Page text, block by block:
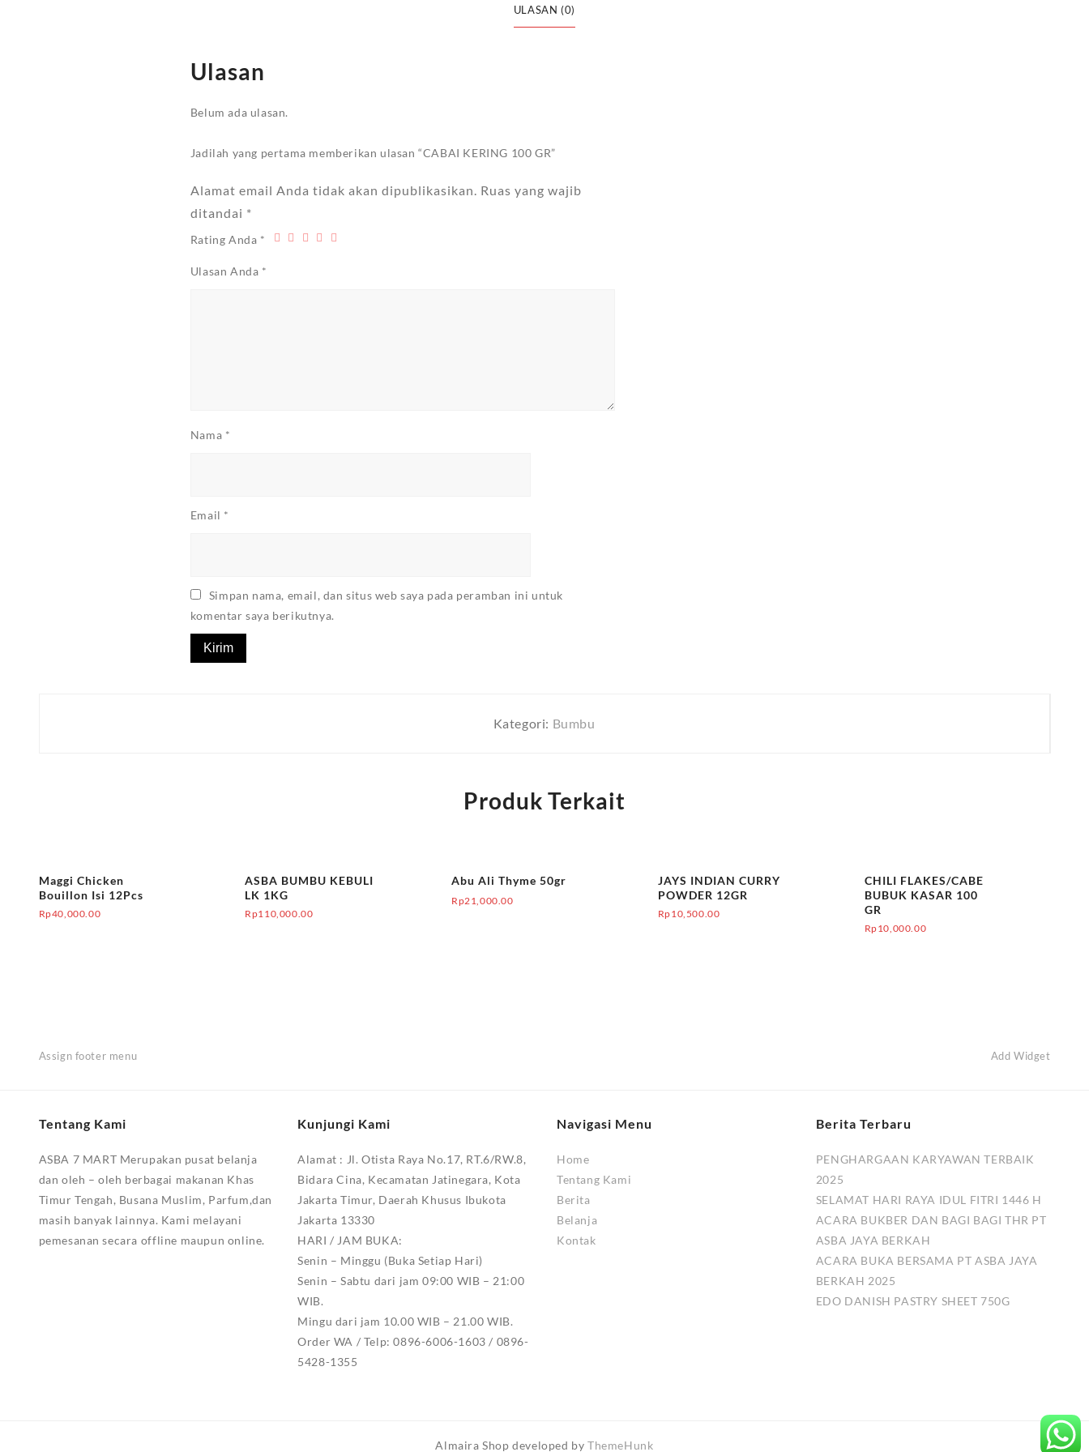
ULASAN (0)
Ulasan
Belum ada ulasan.
Jadilah yang pertama memberikan ulasan “CABAI KERING 100 GR”
Alamat email Anda tidak akan dipublikasikan. Ruas yang wajib
ditandai *
Rating Anda *
Ulasan Anda *
Nama *
Email *
Simpan nama, email, dan situs web saya pada peramban ini untuk
komentar saya berikutnya.
Kategori: Bumbu
Produk Terkait
Maggi Chicken
Bouillon Isi 12Pcs
Rp40,000.00
ASBA BUMBU KEBULI
LK 1KG
Rp110,000.00
Abu Ali Thyme 50gr
Rp21,000.00
JAYS INDIAN CURRY
POWDER 12GR
Rp10,500.00
CHILI FLAKES/CABE
BUBUK KASAR 100
GR
Rp10,000.00
Assign footer menu Add Widget
Tentang Kami
ASBA 7 MART Merupakan pusat belanja
dan oleh – oleh berbagai makanan Khas
Timur Tengah, Busana Muslim, Parfum,dan
masih banyak lainnya. Kami melayani
pemesanan secara offline maupun online.
Kunjungi Kami
Alamat : Jl. Otista Raya No.17, RT.6/RW.8,
Bidara Cina, Kecamatan Jatinegara, Kota
Jakarta Timur, Daerah Khusus Ibukota
Jakarta 13330
HARI / JAM BUKA:
Senin – Minggu (Buka Setiap Hari)
Senin – Sabtu dari jam 09:00 WIB – 21:00
WIB.
Mingu dari jam 10.00 WIB – 21.00 WIB.
Order WA / Telp: 0896-6006-1603 / 0896-
5428-1355
Navigasi Menu
Home
Tentang Kami
Berita
Belanja
Kontak
Berita Terbaru
PENGHARGAAN KARYAWAN TERBAIK
2025
SELAMAT HARI RAYA IDUL FITRI 1446 H
ACARA BUKBER DAN BAGI BAGI THR PT
ASBA JAYA BERKAH
ACARA BUKA BERSAMA PT ASBA JAYA
BERKAH 2025
EDO DANISH PASTRY SHEET 750G
Almaira Shop developed byThemeHunk